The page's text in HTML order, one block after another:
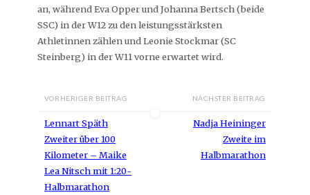
an, während Eva Opper und Johanna Bertsch (beide
SSC) in der W12 zu den leistungsstärksten
Athletinnen zählen und Leonie Stockmar (SC
Steinberg) in der W11 vorne erwartet wird.
VORHERIGER BEITRAG
Lennart Späth
Zweiter über 100
Kilometer – Maike
Lea Nitsch mit 1:20-
Halbmarathon
NÄCHSTER BEITRAG
Nadja Heininger
Zweite im
Halbmarathon